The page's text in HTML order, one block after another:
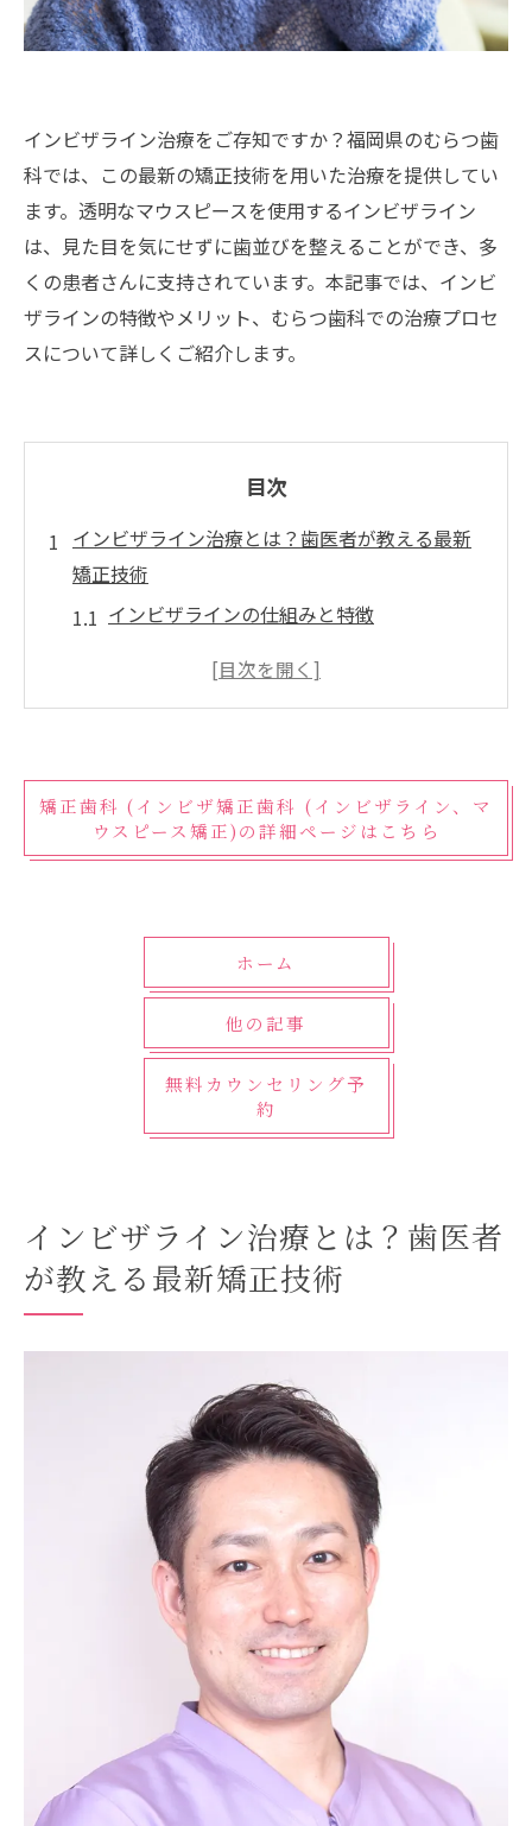
インビザライン治療をご存知ですか？福岡県のむらつ歯
科では、この最新の矯正技術を用いた治療を提供してい
ます。透明なマウスピースを使用するインビザライン
は、見た目を気にせずに歯並びを整えることができ、多
くの患者さんに支持されています。本記事では、インビ
ザラインの特徴やメリット、むらつ歯科での治療プロセ
スについて詳しくご紹介します。
目次
インビザライン治療とは？歯医者が教える最新
矯正技術
インビザラインの仕組みと特徴
なぜインビザラインが選ばれるのか
最新技術を駆使したむらつ歯科の取り組み
インビザライン治療に適した患者さんとは
福岡県で注目のインビザライン治療！歯医者の
信頼できる歯医者の見極め方
福岡県でのインビザライン治療の実績
口コミと評判を活用した歯医者選び
むらつ歯科のインビザライン専門医の紹介
初めてのインビザライン治療に不安な方へ
歯医者の無料相談を活用する方法
見た目を気にせずに矯正できるメリット
取り外し可能なマウスピースの利便性
デメリットを克服するためのポイント
むらつ歯科でのインビザライン成功例
福岡県の歯医者で体験できるインビザラインの
治療プロセス
初診から治療開始までの流れ
患者ごとの治療プランの作成方法
痛みや不快感の管理方法
治療中の定期的なチェックアップ
治療進行状況のモニタリング方法
治療終了後のアフターケア
インビザラインで矯正治療を始める前に知って
矯正歯科 (インビザ矯正歯科 (インビザライン、マ
ウスピース矯正)の詳細ページはこちら
ホーム
他の記事
無料カウンセリング予
約
インビザライン治療とは？歯医者
が教える最新矯正技術